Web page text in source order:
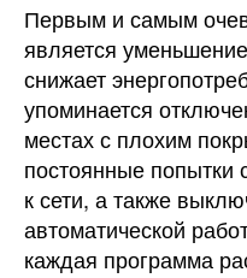
Первым и самым
является
снижает
упоминается
местах с плохим
постоянные попытки
к сети, а также
автоматической
каждая программа